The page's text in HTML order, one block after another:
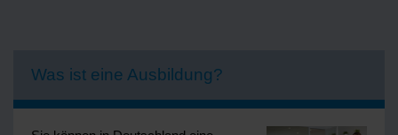
Was ist eine Ausbildung?